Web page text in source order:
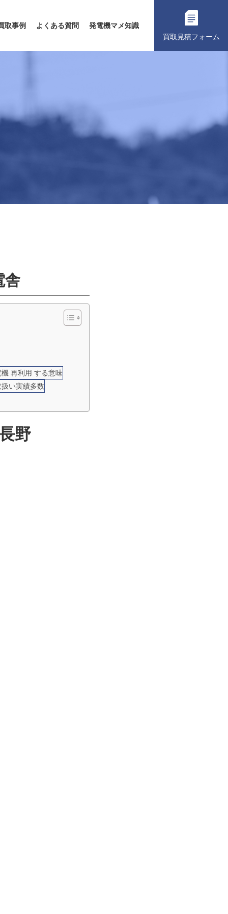
取事例 よくある質問
発電機マメ知識
買取見積フォーム
舎
再利用 する意味
い実績多数
野